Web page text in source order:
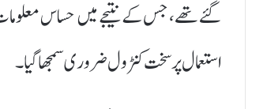
گئے تھے، جس کے نتیجے میں حساس
استعمال پر سخت کنٹرول ضروری سمجھا گیا۔